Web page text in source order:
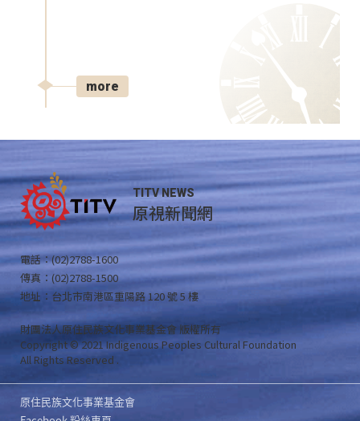
more
TITV NEWS
原視新聞網
電話：(02)2788-1600
傳真：(02)2788-1500
地址：台北市南港區重陽路 120 號 5 樓
財團法人原住民族文化事業基金會 版權所有
Copyright © 2021 Indigenous Peoples Cultural Foundation
All Rights Reserved .
原住民族文化事業基金會